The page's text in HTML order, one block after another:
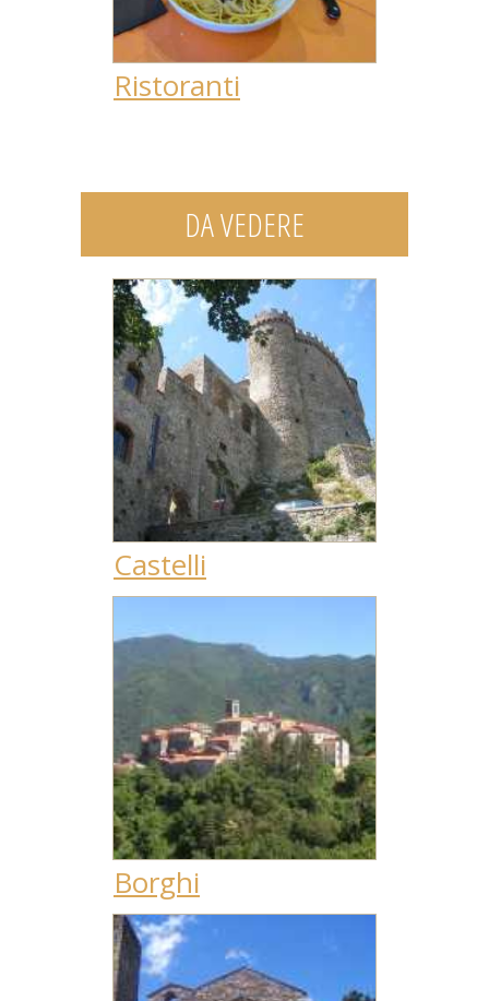
Ristoranti
DA VEDERE
Castelli
Borghi